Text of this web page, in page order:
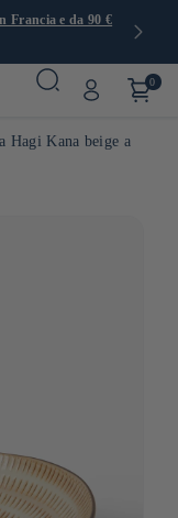
Francia e da 90 €
0
Hagi Kana beige a